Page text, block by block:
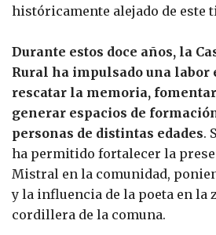
históricamente alejado de este
Durante estos doce años, la
Rural ha impulsado una labor
rescatar la memoria,
generar espacios de
personas de distintas edades.
ha permitido fortalecer la
Mistral en la comunidad,
y la influencia de la poeta en la
cordillera de la comuna.